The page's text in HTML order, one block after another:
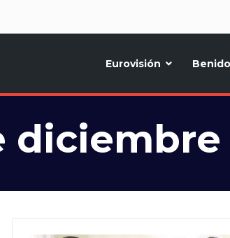
Eurovisión
diciembre